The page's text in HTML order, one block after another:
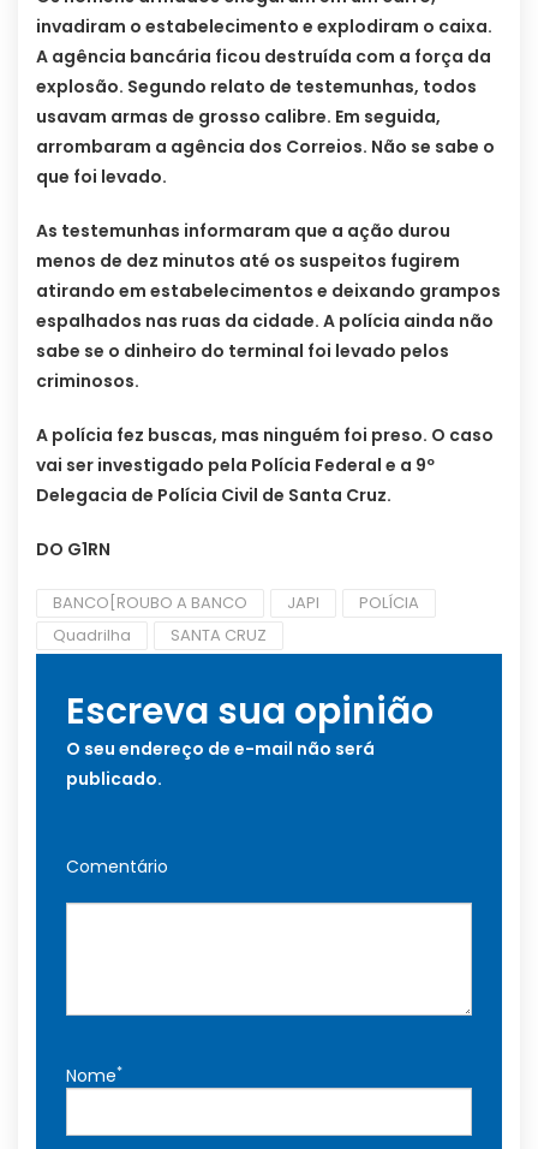
invadiram o estabelecimento e explodiram o caixa.
A agência bancária ficou destruída com a força da
explosão. Segundo relato de testemunhas, todos
usavam armas de grosso calibre. Em seguida,
arrombaram a agência dos Correios. Não se sabe o
que foi levado.
As testemunhas informaram que a ação durou
menos de dez minutos até os suspeitos fugirem
atirando em estabelecimentos e deixando grampos
espalhados nas ruas da cidade. A polícia ainda não
sabe se o dinheiro do terminal foi levado pelos
criminosos.
A polícia fez buscas, mas ninguém foi preso. O caso
vai ser investigado pela Polícia Federal e a 9º
Delegacia de Polícia Civil de Santa Cruz.
DO G1RN
BANCO[ROUBO A BANCO JAPI
POLÍCIA
Quadrilha
SANTA CRUZ
Escreva sua opinião
O seu endereço de e-mail não será
publicado.
Comentário
Nome*